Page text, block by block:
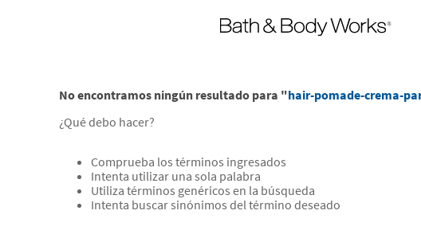
No encontramos ningún resultado para "hair-pomade-crema-
¿Qué debo hacer?
Comprueba los términos ingresados
Intenta utilizar una sola palabra
Utiliza términos genéricos en la búsqueda
Intenta buscar sinónimos del término deseado